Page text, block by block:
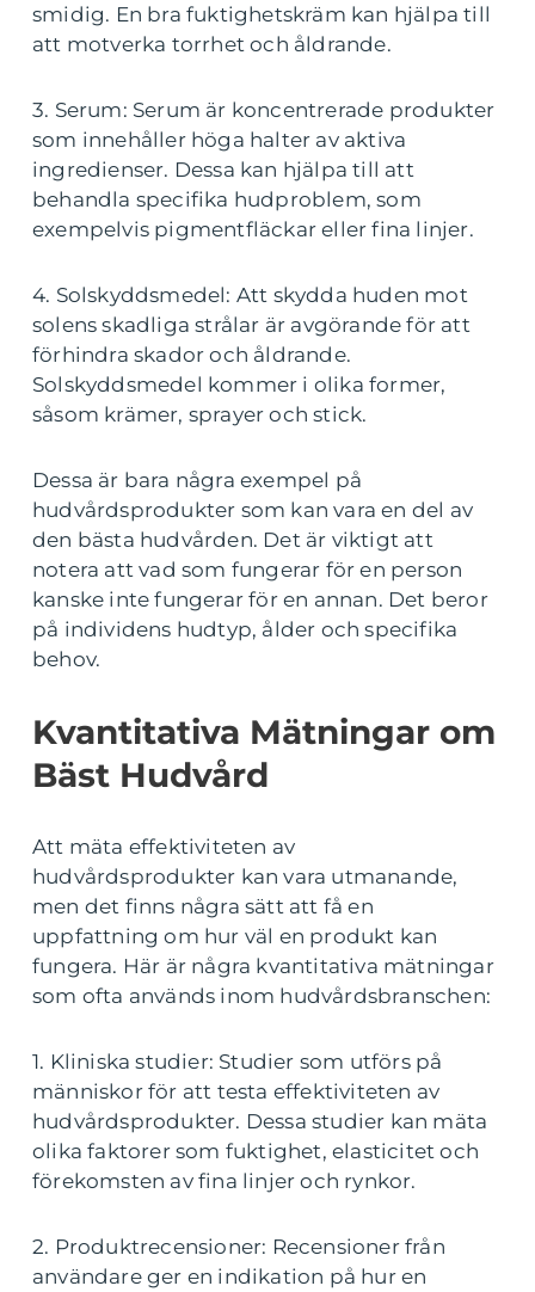
smidig. En bra fuktighetskräm kan hjälpa till
att motverka torrhet och åldrande.
3. Serum: Serum är koncentrerade produkter
som innehåller höga halter av aktiva
ingredienser. Dessa kan hjälpa till att
behandla specifika hudproblem, som
exempelvis pigmentfläckar eller fina linjer.
4. Solskyddsmedel: Att skydda huden mot
solens skadliga strålar är avgörande för att
förhindra skador och åldrande.
Solskyddsmedel kommer i olika former,
såsom krämer, sprayer och stick.
Dessa är bara några exempel på
hudvårdsprodukter som kan vara en del av
den bästa hudvården. Det är viktigt att
notera att vad som fungerar för en person
kanske inte fungerar för en annan. Det beror
på individens hudtyp, ålder och specifika
behov.
Kvantitativa Mätningar om
Bäst Hudvård
Att mäta effektiviteten av
hudvårdsprodukter kan vara utmanande,
men det finns några sätt att få en
uppfattning om hur väl en produkt kan
fungera. Här är några kvantitativa mätningar
som ofta används inom hudvårdsbranschen:
1. Kliniska studier: Studier som utförs på
människor för att testa effektiviteten av
hudvårdsprodukter. Dessa studier kan mäta
olika faktorer som fuktighet, elasticitet och
förekomsten av fina linjer och rynkor.
2. Produktrecensioner: Recensioner från
användare ger en indikation på hur en